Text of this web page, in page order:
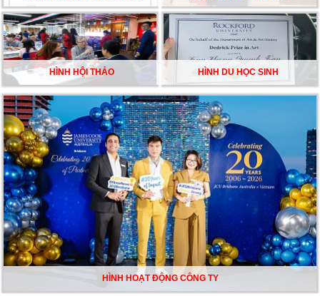
HÌNH HỘI THẢO HÌNH DU HỌC SINH
HÌNH HOẠT ĐỘNG CÔNG TY